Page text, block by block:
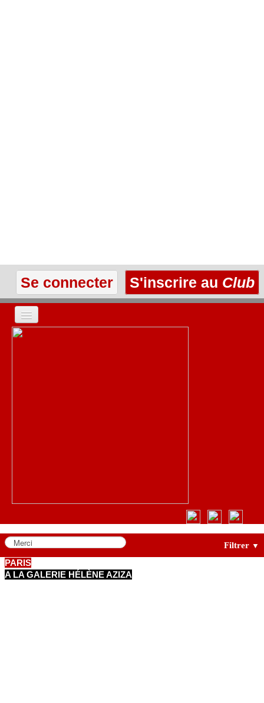
Se connecter S'inscrire au Club
Filtrer ▼
PARIS
A LA GALERIE HÉLÈNE AZIZA